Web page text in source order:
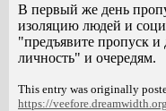
В первый же день
изоляцию людей и
"предъявите пропуск
личность" и очередям.
This entry was originally
https://